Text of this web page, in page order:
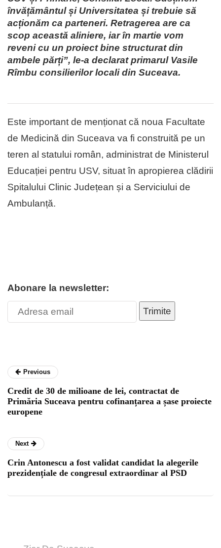
învățământul și Universitatea și trebuie să
acționăm ca parteneri. Retragerea are ca
scop această aliniere, iar în martie vom
reveni cu un proiect bine structurat din
ambele părți”, le-a declarat primarul Vasile
Rîmbu consilierilor locali din Suceava.
Este important de menționat că noua Facultate
de Medicină din Suceava va fi construită pe un
teren al statului român, administrat de Ministerul
Educației pentru USV, situat în apropierea clădirii
Spitalului Clinic Județean și a Serviciului de
Ambulanță.
Abonare la newsletter:
Trimite
Previous
Credit de 30 de milioane de lei, contractat de
Primăria Suceava pentru cofinanțarea a șase proiecte
europene
Next
Crin Antonescu a fost validat candidat la alegerile
prezidențiale de congresul extraordinar al PSD